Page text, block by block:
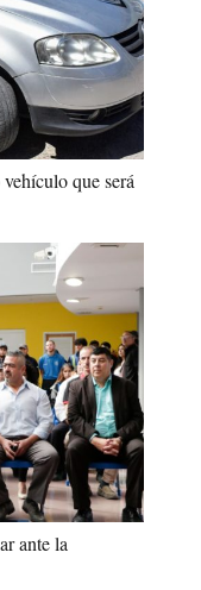
que será
ante la